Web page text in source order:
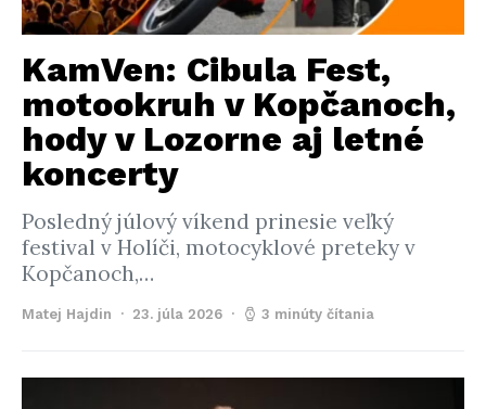
KamVen: Cibula Fest,
motookruh v Kopčanoch,
hody v Lozorne aj letné
koncerty
Posledný júlový víkend prinesie veľký
festival v Holíči, motocyklové preteky v
Kopčanoch,…
Matej Hajdin 23. júla 2026 3 minúty čítania